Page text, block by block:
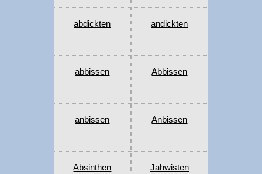
abdickten andickten
abbissen Abbissen
anbissen Anbissen
Absinthen Jahwisten